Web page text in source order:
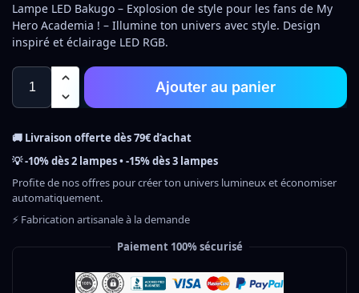
Lampe LED Bakugo – Explosion de style pour les fans de My
Hero Academia ! – Illumine ton univers avec style. Design
inspiré et éclairage LED RGB.
Ajouter au panier
🚚 Livraison offerte dès 79€ d’achat
💡 -10% dès 2 lampes • -15% dès 3 lampes
Profite de nos offres pour créer ton univers lumineux et économiser
automatiquement.
⚡ Fabrication artisanale à la demande
Paiement 100% sécurisé